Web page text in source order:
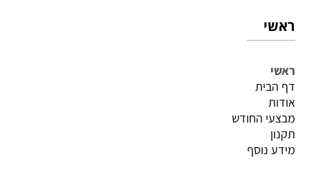
ראשי
ראשי
דף הבית
אודות
מבצעי החודש
תקנון
מידע נוסף